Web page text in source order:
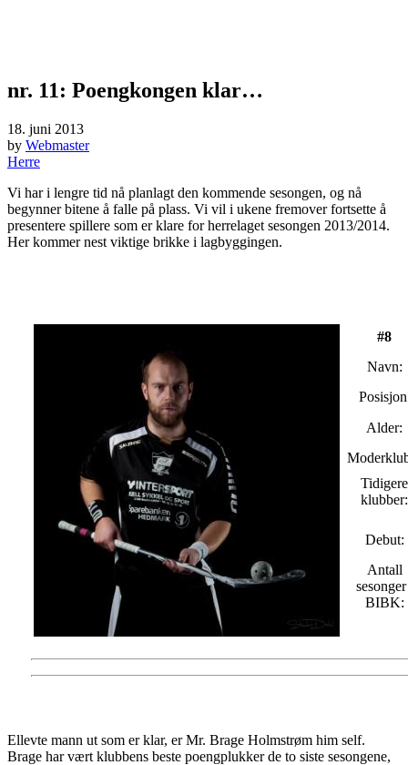
nr. 11: Poengkongen klar…
18. juni 2013
by Webmaster
Herre
Vi har i lengre tid nå planlagt den kommende sesongen, og nå
begynner bitene å falle på plass. Vi vil i ukene fremover fortsette å
presentere spillere som er klare for herrelaget sesongen 2013/2014.
Her kommer nest viktige brikke i lagbyggingen.
#8
Navn:
Alder:
Tidigere
klubber:
Debut:
Antall
BIBK:
Ellevte mann ut som er klar, er Mr. Brage Holmstrøm him self.
Brage har vært klubbens beste poengplukker de to siste sesongene,